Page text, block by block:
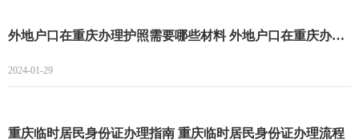
外地户口在重庆办理护照需要哪些材料 外地户口在重庆办理护照指南
2024-01-29
重庆临时居民身份证办理指南 重庆临时居民身份证办理流程